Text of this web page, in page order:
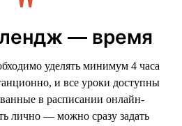
— время
уделять минимум 4 часа
и все уроки доступны
в расписании онлайн-
лично — можно сразу задать